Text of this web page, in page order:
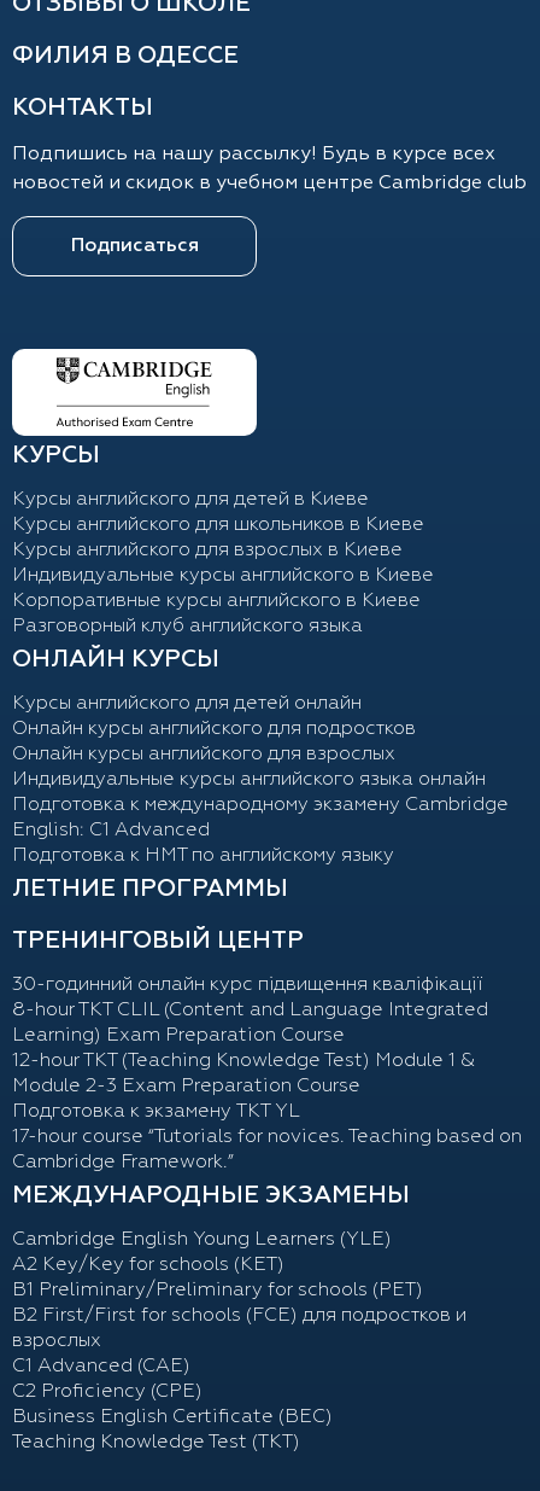
ФИЛИЯ В ОДЕССЕ
КОНТАКТЫ
Подпишись на нашу рассылку! Будь в курсе всех
новостей и скидок в учебном центре Cambridge club
Подписаться
КУРСЫ
Курсы английского для детей в Киеве
Курсы английского для школьников в Киеве
Курсы английского для взрослых в Киеве
Индивидуальные курсы английского в Киеве
Корпоративные курсы английского в Киеве
Разговорный клуб английского языка
ОНЛАЙН КУРСЫ
Курсы английского для детей онлайн
Онлайн курсы английского для подростков
Онлайн курсы английского для взрослых
Индивидуальные курсы английского языка онлайн
Подготовка к международному экзамену Cambridge
English: C1 Advanced
Подготовка к НМТ по английскому языку
ЛЕТНИЕ ПРОГРАММЫ
ТРЕНИНГОВЫЙ ЦЕНТР
30-годинний онлайн курс підвищення кваліфікації
8-hour TKT CLIL (Content and Language Integrated
Learning) Exam Preparation Course
12-hour TKT (Teaching Knowledge Test) Module 1 &
Module 2-3 Exam Preparation Course
Подготовка к экзамену TKT YL
17-hour course “Tutorials for novices. Teaching based on
Cambridge Framework.”
МЕЖДУНАРОДНЫЕ ЭКЗАМЕНЫ
Cambridge English Young Learners (YLE)
A2 Key/Key for schools (KET)
B1 Preliminary/Preliminary for schools (PET)
B2 First/First for schools (FCE) для подростков и
взрослых
С1 Advanced (CAE)
C2 Proficiency (CPE)
Business English Certificate (BEC)
Teaching Knowledge Test (TKT)